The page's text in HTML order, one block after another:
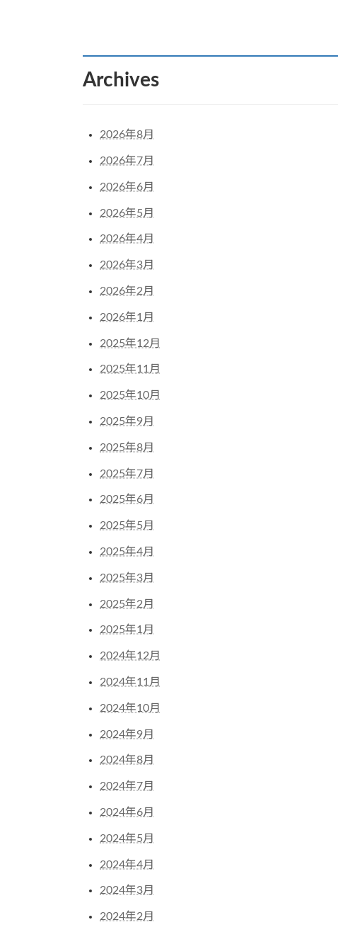
Archives
2026年8月
2026年7月
2026年6月
2026年5月
2026年4月
2026年3月
2026年2月
2026年1月
2025年12月
2025年11月
2025年10月
2025年9月
2025年8月
2025年7月
2025年6月
2025年5月
2025年4月
2025年3月
2025年2月
2025年1月
2024年12月
2024年11月
2024年10月
2024年9月
2024年8月
2024年7月
2024年6月
2024年5月
2024年4月
2024年3月
2024年2月